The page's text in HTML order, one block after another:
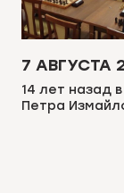
7 АВГУСТА
14 лет назад
Петра